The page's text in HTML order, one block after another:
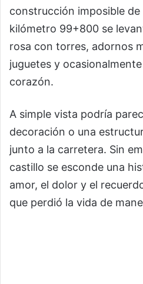
construcción imposible
kilómetro 99+800 se
rosa con torres, adornos
juguetes y
corazón.
A simple vista podría
decoración o una
junto a la carretera. Sin
castillo se esconde una
amor, el dolor y el
que perdió la vida de